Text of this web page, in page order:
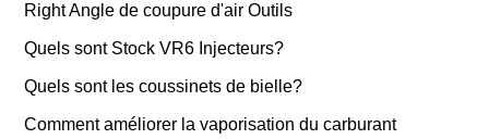
Right Angle de coupure d'air Outils
Quels sont Stock VR6 Injecteurs?
Quels sont les coussinets de bielle?
Comment améliorer la vaporisation du carburant